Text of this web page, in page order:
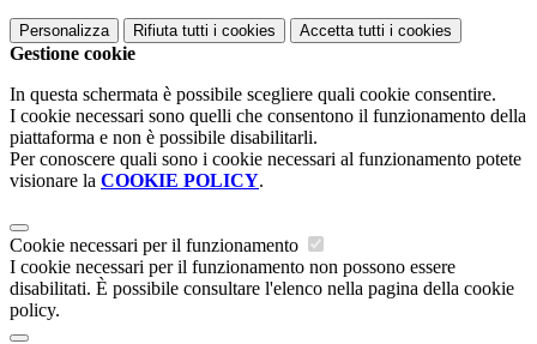
Personalizza Rifiuta tutti i cookies Accetta tutti i cookies
Gestione cookie
In questa schermata è possibile scegliere quali cookie consentire.
I cookie necessari sono quelli che consentono il funzionamento della
piattaforma e non è possibile disabilitarli.
Per conoscere quali sono i cookie necessari al funzionamento potete
visionare la COOKIE POLICY.
Cookie necessari per il funzionamento
I cookie necessari per il funzionamento non possono essere
disabilitati. È possibile consultare l'elenco nella pagina della cookie
policy.